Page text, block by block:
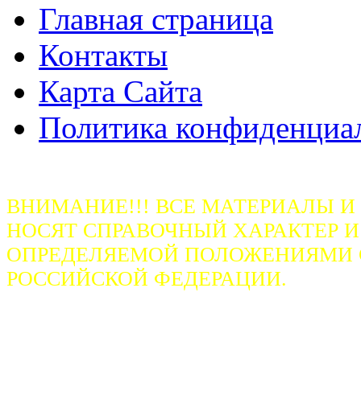
Главная страница
Контакты
Карта Сайта
Политика
ВНИМАНИЕ!!! ВСЕ МАТЕРИАЛЫ
НОСЯТ СПРАВОЧНЫЙ ХАРАКТЕР
ОПРЕДЕЛЯЕМОЙ ПОЛОЖЕНИЯМИ
РОССИЙСКОЙ ФЕДЕРАЦИИ.